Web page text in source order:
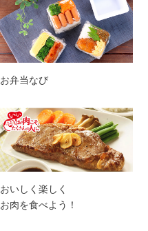
お弁当なび
おいしく楽しく
お肉を食べよう！